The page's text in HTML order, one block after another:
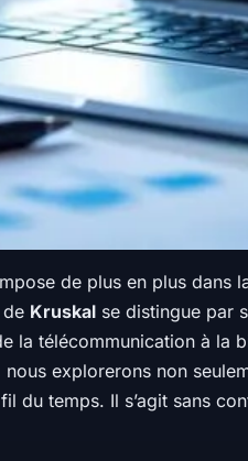
de plus en plus
Kruskal se distingue par
la télécommunication à
explorerons non
du temps. Il s’agit sans